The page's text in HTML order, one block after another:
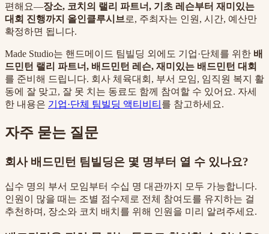
편해요—장소, 코치의 랠리 파트너, 기초 레슨부터 재미있는
대회 진행까지 올인클루시브로, 주최자는 인원, 시간, 예산만
확정하면 됩니다.
Made Studio는 핸드메이드 팀빌딩 외에도 기업·단체를 위한 배
드민턴 랠리 파트너, 배드민턴 레슨, 재미있는 배드민턴 대회
를 준비해 드립니다. 회사 체육대회, 부서 모임, 임직원 복지 활
동에 잘 맞고, 잘 못 치는 동료도 함께 참여할 수 있어요. 자세
한 내용은 기업·단체 팀빌딩 액티비티 를 참고하세요.
자주 묻는 질문
회사 배드민턴 팀빌딩은 몇 명부터 열 수 있나요?
십수 명의 부서 모임부터 수십 명 대관까지 모두 가능합니다.
인원이 많을 때는 조별 점수제로 전체 참여도를 유지하는 걸
추천하며, 장소와 코치 배치를 위해 인원을 미리 알려주세요.